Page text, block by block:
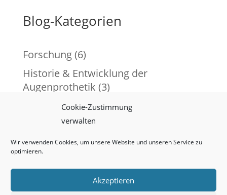
Cookie-Zustimmung
verwalten
Wir verwenden Cookies, um unsere Website und unseren Service zu
optimieren.
Akzeptieren
Blog-Kategorien
Forschung(6)
Historie & Entwicklung der
Augenprothetik (3)
In eigener Sache(9)
Patientenratgeber & Alltagstipps
Cookie-Richtlinie (EU)